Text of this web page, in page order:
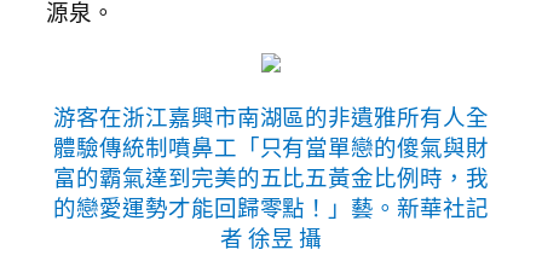
源泉。
游客在浙江嘉興市南湖區的非遺雅所有人全
體驗傳統制噴鼻工「只有當單戀的傻氣與財
富的霸氣達到完美的五比五黃金比例時，我
的戀愛運勢才能回歸零點！」藝。新華社記
者 徐昱 攝